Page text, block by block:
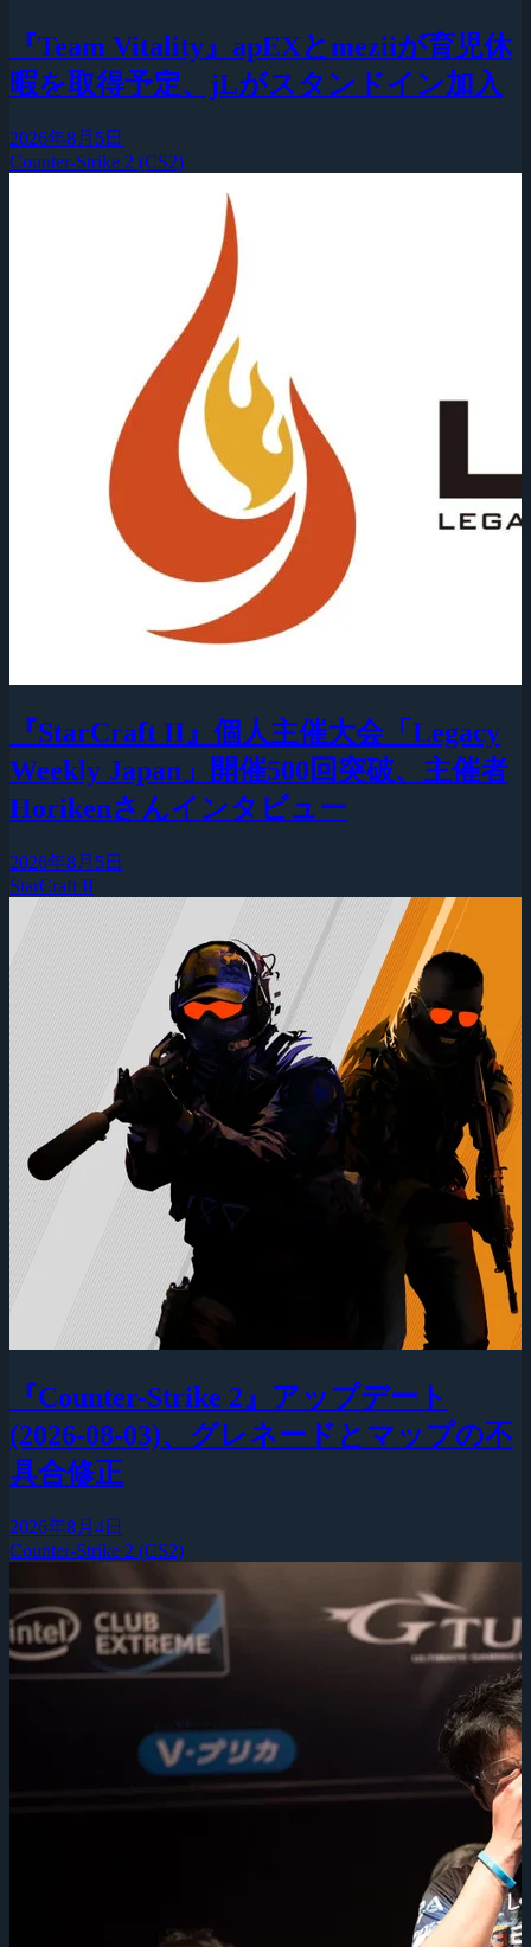
『Team Vitality』apEXとmeziiが育児休
暇を取得予定、jLがスタンドイン加入
2026年8月5日
Counter-Strike 2 (CS2)
『StarCraft II』個人主催大会「Legacy
Weekly Japan」開催500回突破、主催者
Horikenさんインタビュー
2026年8月5日
StarCraft II
『Counter-Strike 2』アップデート
(2026-08-03)、グレネードとマップの不
具合修正
2026年8月4日
Counter-Strike 2 (CS2)